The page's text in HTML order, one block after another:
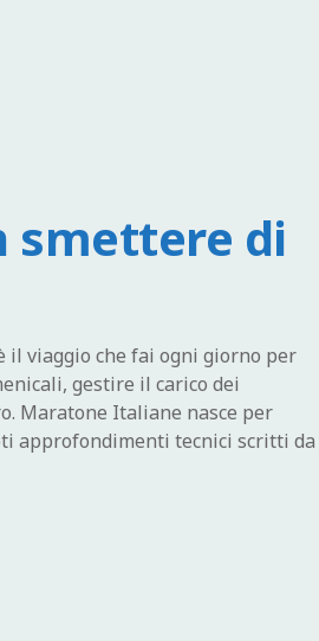
smettere di
il viaggio che fai ogni giorno per
gestire il carico dei
Maratone Italiane nasce per
approfondimenti tecnici scritti da